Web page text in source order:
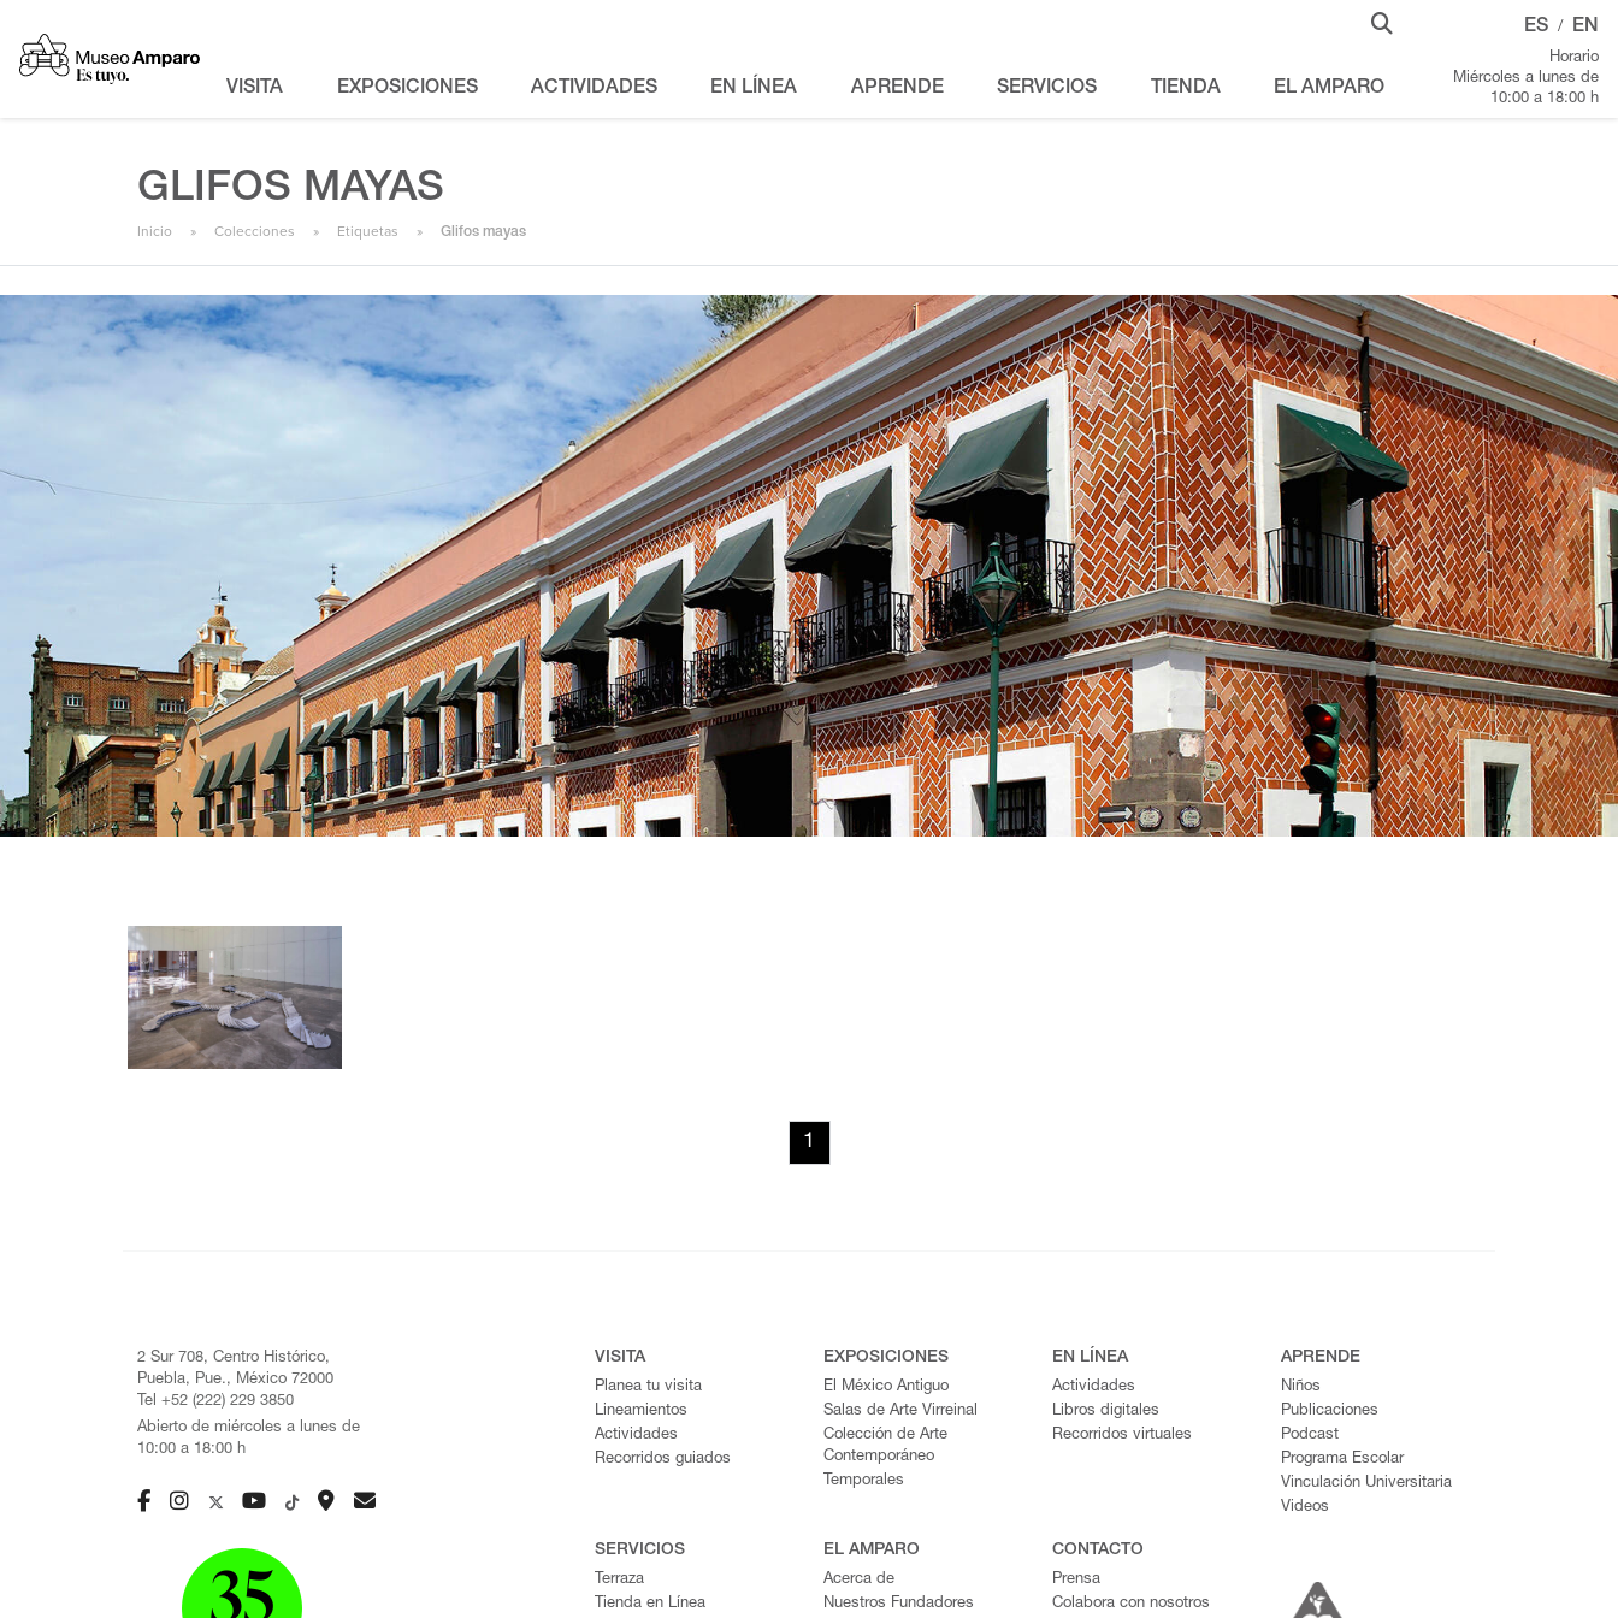
VISITA EXPOSICIONES ACTIVIDADES EN LÍNEA APRENDE SERVICIOS TIENDA EL AMPARO
ES / EN
Horario
Miércoles a lunes de
10:00 a 18:00 h
GLIFOS MAYAS
Inicio Colecciones Etiquetas Glifos mayas
1
2 Sur 708, Centro Histórico,
Puebla, Pue., México 72000
Tel +52 (222) 229 3850
Abierto de miércoles a lunes de
10:00 a 18:00 h
VISITA
Planea tu visita
Lineamientos
Actividades
Recorridos guiados
EXPOSICIONES
El México Antiguo
Salas de Arte Virreinal
Colección de Arte
Contemporáneo
Temporales
EN LÍNEA
Actividades
Libros digitales
Recorridos virtuales
APRENDE
Niños
Publicaciones
Podcast
Programa Escolar
Vinculación Universitaria
Videos
SERVICIOS
Terraza
Tienda en Línea
EL AMPARO
Acerca de
Nuestros Fundadores
CONTACTO
Prensa
Colabora con nosotros